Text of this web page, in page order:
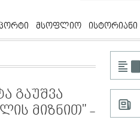
მსოფლიო ისტორიანი
გაუშვა
მიზნით" -